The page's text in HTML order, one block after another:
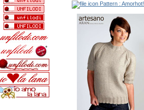
Pattern : Amorhot!